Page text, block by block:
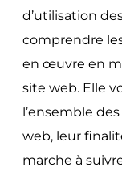
d’utilisation
comprendre
en œuvre en
site web. Elle
l’ensemble
web, leur
marche à